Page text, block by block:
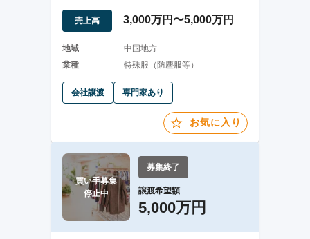
業。
売上高 3,000万円〜5,000万円
地域
中国地方
業種
特殊服（防塵服等）
会社譲渡 専門家あり
お気に入り
買い手募集
停止中
募集終了
譲渡希望額
5,000万円